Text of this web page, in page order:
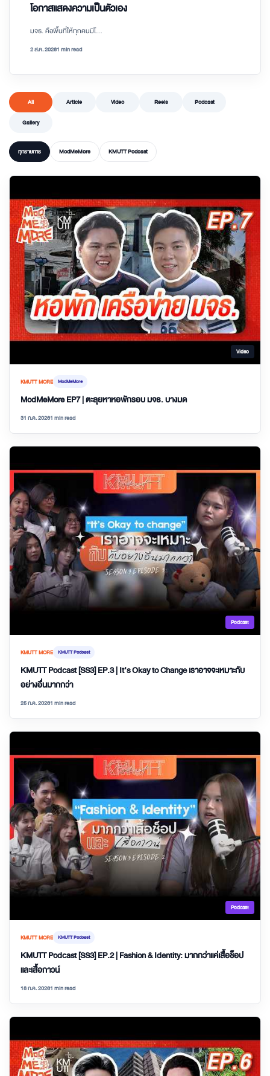
โอกาสแสดงความเป็นตัวเอง
มจธ. คือพื้นที่ให้ทุกคนมีโ...
2 ส.ค. 20261 min read
All Article Video Reels Podcast
Gallery
ทุกรายการ ModMeMore KMUTT Podcast
Video
KMUTT MORE ModMeMore
ModMeMore EP7 | ตะลุยหาหอพักรอบ มจธ. บางมด
31 ก.ค. 20261 min read
Podcast
KMUTT MORE KMUTT Podcast
KMUTT Podcast [SS3] EP.3 | It’s Okay to Change เราอาจจะเหมาะกับ
อย่างอื่นมากกว่า
25 ก.ค. 20261 min read
Podcast
KMUTT MORE KMUTT Podcast
KMUTT Podcast [SS3] EP.2 | Fashion & Identity: มากกว่าแค่เสื้อช็อป
และเสื้อกาวน์
18 ก.ค. 20261 min read